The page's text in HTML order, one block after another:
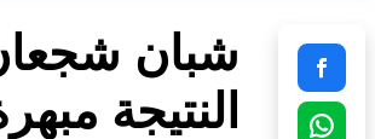
شبان شجعان
النتيجة